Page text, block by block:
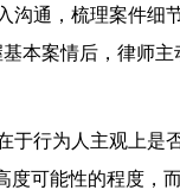
沟通，梳理案件细
本案情后，律师
于行为人主观上是
可能性的程度，